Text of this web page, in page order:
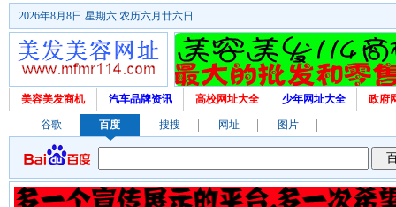
2026年8月8日 星期六 农历六月廿六日
美容美发商机 汽车品牌资讯 高校网址大全 少年网址大全 政府
谷歌 百度 搜搜 网址 图片